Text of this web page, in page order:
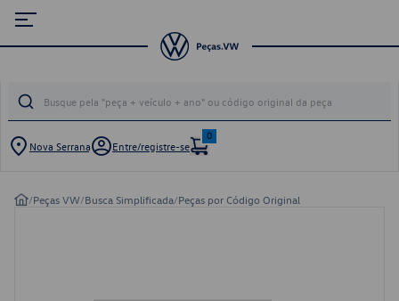
Nova Serrana Entre/registre-se
0
/Peças VW/Busca Simplificada/Peças por Código Original